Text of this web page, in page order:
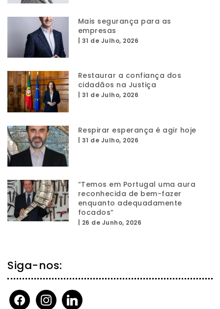
Mais segurança para as
empresas
31 de Julho, 2026
Restaurar a confiança dos
cidadãos na Justiça
31 de Julho, 2026
Respirar esperança é agir hoje
31 de Julho, 2026
“Temos em Portugal uma aura
reconhecida de bem-fazer
enquanto adequadamente
focados”
26 de Junho, 2026
Siga-nos:
facebookinstagramlinkedin